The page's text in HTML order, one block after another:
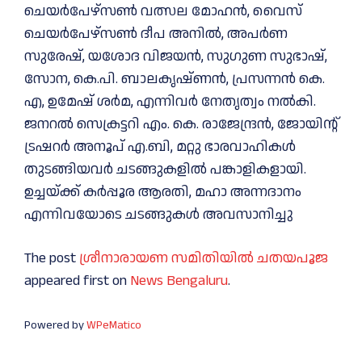
ചെയർപേഴ്സൺ വത്സല മോഹൻ, വൈസ്
ചെയർപേഴ്സൺ ദീപ അനിൽ, അപർണ
സുരേഷ്, യശോദ വിജയൻ, സുഗുണ സുഭാഷ്,
സോന, കെ.പി. ബാലകൃഷ്ണൻ, പ്രസന്നൻ കെ.
എ, ഉമേഷ് ശർമ, എന്നിവർ നേതൃത്വം നൽകി.
ജനറൽ സെക്രട്ടറി എം. കെ. രാജേന്ദ്രൻ, ജോയിൻ്റ്
ട്രഷറർ അനൂപ് എ.ബി, മറ്റു ഭാരവാഹികൾ
തുടങ്ങിയവർ ചടങ്ങുകളിൽ പങ്കാളികളായി.
ഉച്ചയ്ക്ക് കർപ്പൂര ആരതി, മഹാ അന്നദാനം
എന്നിവയോടെ ചടങ്ങുകൾ അവസാനിച്ചു
The post ശ്രീനാരായണ സമിതിയിൽ ചതയപൂജ
appeared first on News Bengaluru.
Powered byWPeMatico